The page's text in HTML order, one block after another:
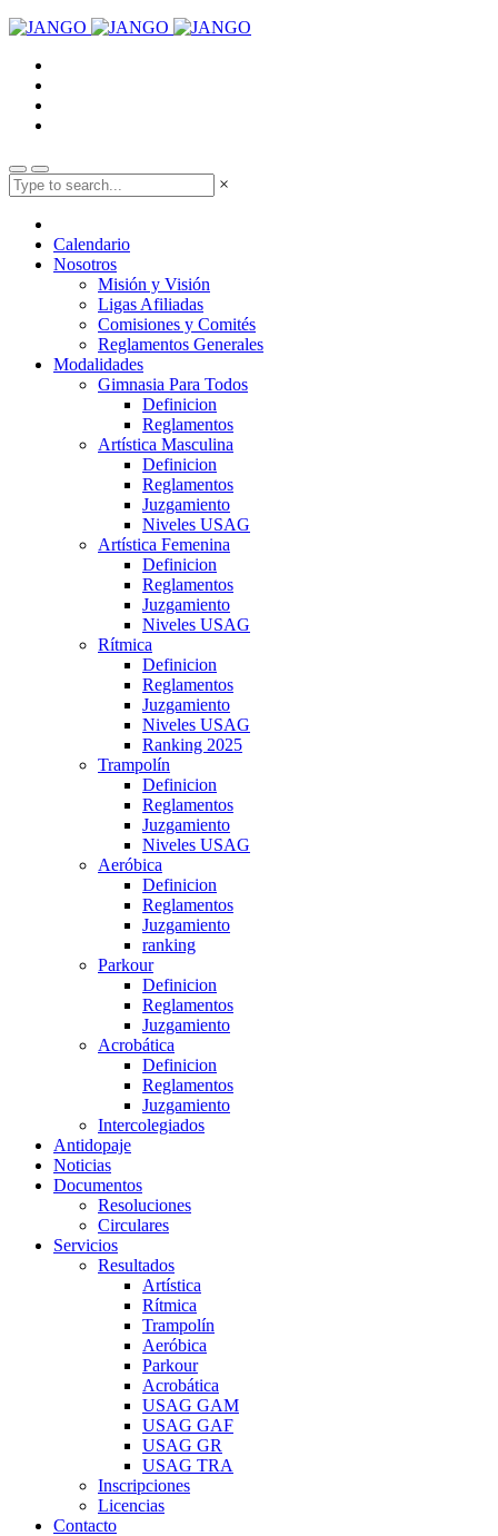
×
Calendario
Nosotros
Misión y Visión
Ligas Afiliadas
Comisiones y Comités
Reglamentos Generales
Modalidades
Gimnasia Para Todos
Definicion
Reglamentos
Artística Masculina
Definicion
Reglamentos
Juzgamiento
Niveles USAG
Artística Femenina
Definicion
Reglamentos
Juzgamiento
Niveles USAG
Rítmica
Definicion
Reglamentos
Juzgamiento
Niveles USAG
Ranking 2025
Trampolín
Definicion
Reglamentos
Juzgamiento
Niveles USAG
Aeróbica
Definicion
Reglamentos
Juzgamiento
ranking
Parkour
Definicion
Reglamentos
Juzgamiento
Acrobática
Definicion
Reglamentos
Juzgamiento
Intercolegiados
Antidopaje
Noticias
Documentos
Resoluciones
Circulares
Servicios
Resultados
Artística
Rítmica
Trampolín
Aeróbica
Parkour
Acrobática
USAG GAM
USAG GAF
USAG GR
USAG TRA
Inscripciones
Licencias
Contacto